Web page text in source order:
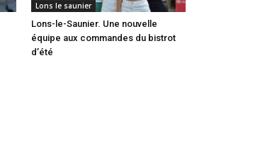
Lons le saunier
Lons-le-Saunier. Une nouvelle
équipe aux commandes du bistrot
d’été